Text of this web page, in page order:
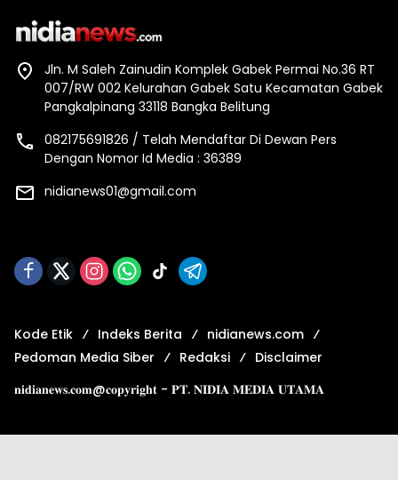
Jln. M Saleh Zainudin Komplek Gabek Permai No.36 RT
007/RW 002 Kelurahan Gabek Satu Kecamatan Gabek
Pangkalpinang 33118 Bangka Belitung
082175691826 / Telah Mendaftar Di Dewan Pers
Dengan Nomor Id Media : 36389
nidianews01@gmail.com
Kode Etik Indeks Berita
nidianews.com
Pedoman Media Siber
Redaksi
Disclaimer
𝐧𝐢𝐝𝐢𝐚𝐧𝐞𝐰𝐬.𝐜𝐨𝐦@𝐜𝐨𝐩𝐲𝐫𝐢𝐠𝐡𝐭 - 𝐏𝐓. 𝐍𝐈𝐃𝐈𝐀 𝐌𝐄𝐃𝐈𝐀 𝐔𝐓𝐀𝐌𝐀